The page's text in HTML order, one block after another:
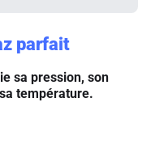
parfait
sa pression, son
température.